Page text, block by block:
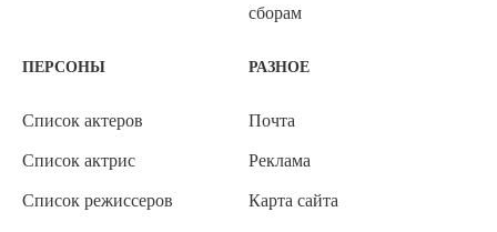
сборам
ПЕРСОНЫ
Список актеров
Список актрис
Список режиссеров
РАЗНОЕ
Почта
Реклама
Карта сайта